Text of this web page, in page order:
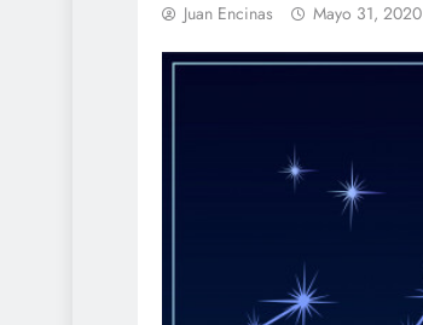
Juan Encinas Mayo 31, 2020